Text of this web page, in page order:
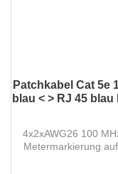
Patchkabel Cat 5e
blau < > RJ 45
4x2xAWG26 100
Metermarkierung